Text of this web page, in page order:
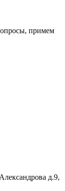
примем
д.9,